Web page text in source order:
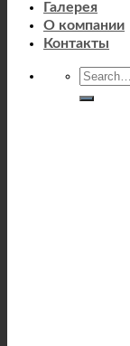
Галерея
О компании
Контакты